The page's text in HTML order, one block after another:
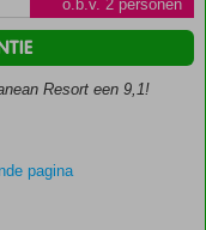
o.b.v. 2 personen
Resort een 9,1!
pagina